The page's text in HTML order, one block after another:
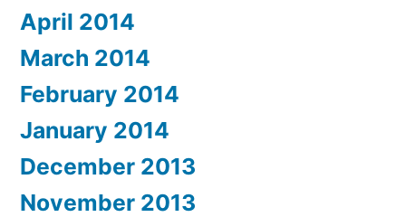
April 2014
March 2014
February 2014
January 2014
December 2013
November 2013